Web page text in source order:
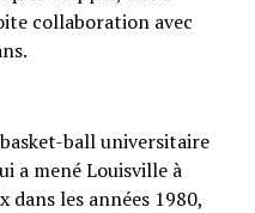
collaboration avec
ball universitaire
a mené Louisville à
les années 1980,